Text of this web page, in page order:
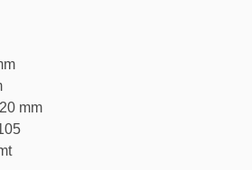
kg
mm